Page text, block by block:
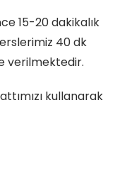
15-20 dakikalık
40 dk
verilmektedir.
kullanarak